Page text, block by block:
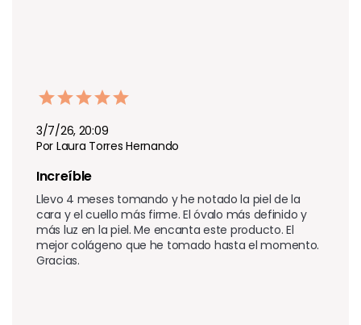
3/7/26, 20:09
Por Laura Torres Hernando
Increíble
Llevo 4 meses tomando y he notado la piel de la
cara y el cuello más firme. El óvalo más definido y
más luz en la piel. Me encanta este producto. El
mejor colágeno que he tomado hasta el momento.
Gracias.